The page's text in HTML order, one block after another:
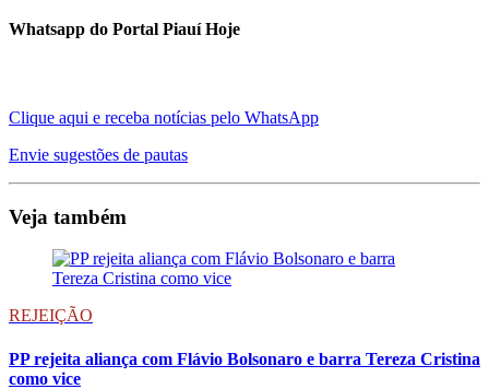
Whatsapp do Portal Piauí Hoje
Clique aqui e receba notícias pelo WhatsApp
Envie sugestões de pautas
Veja também
REJEIÇÃO
PP rejeita aliança com Flávio Bolsonaro e barra Tereza Cristina
como vice